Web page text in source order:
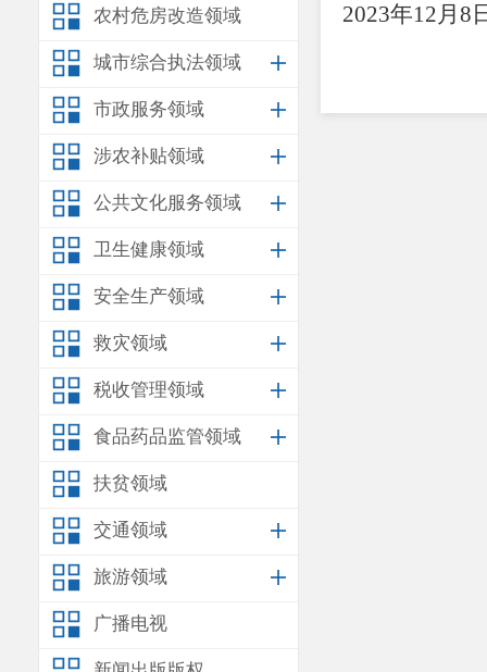
农村危房改造领域
城市综合执法领域
市政服务领域
涉农补贴领域
公共文化服务领域
卫生健康领域
安全生产领域
救灾领域
税收管理领域
食品药品监管领域
扶贫领域
交通领域
旅游领域
广播电视
2023年12月8